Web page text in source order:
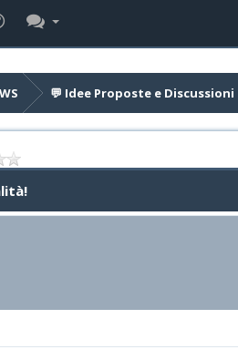
💬 Idee Proposte e Discussioni